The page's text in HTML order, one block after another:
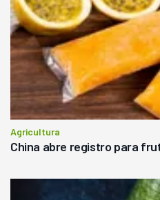
Agricultura
China abre registro para